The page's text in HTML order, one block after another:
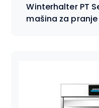
Winterhalter PT
mašina za